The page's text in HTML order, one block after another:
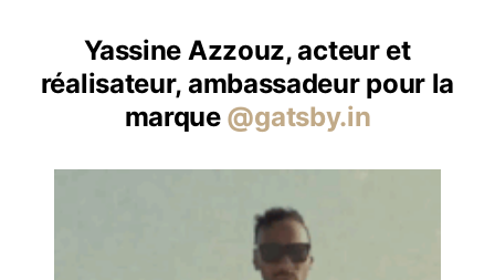
Yassine Azzouz, acteur et
réalisateur, ambassadeur pour la
marque @gatsby.in